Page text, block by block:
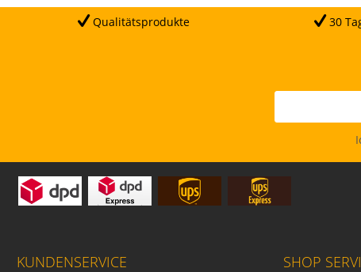
Qualitätsprodukte 30
KUNDENSERVICE SHOP